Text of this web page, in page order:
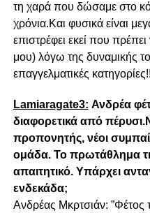
τη χαρά που δώσαμε στο
χρόνια.Και φυσικά είναι
επιστρέφει εκεί που
μου) λόγω της δυναμικής
επαγγελματικές
Lamiaragate3: Ανδρέα
διαφορετικά από
προπονητής, νέοι
ομάδα. Το πρωτάθλημα
απαιτητικό. Υπάρχει
ενδεκάδα;
Aνδρέας Μκρτσιάν: